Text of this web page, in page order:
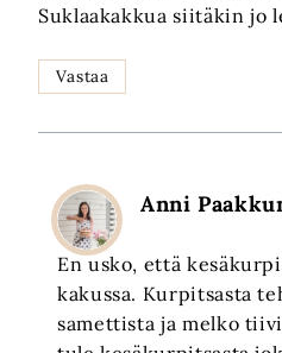
Suklaakakkua siitäkin jo
Vastaa
Anni
En usko, että
kakussa. Kurpitsasta
samettista ja melko